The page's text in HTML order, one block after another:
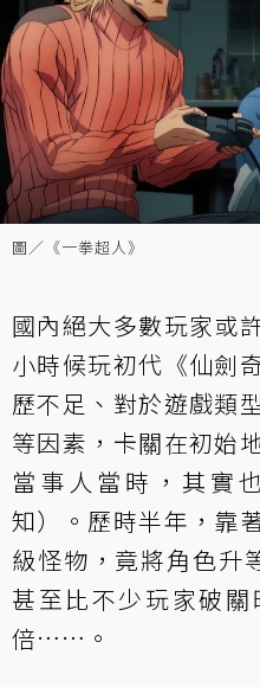
圖／《一拳超人》
國內絕大多數玩家或
小時候玩初代《仙劍
歷不足、對於遊戲類
等因素，卡關在初始
當事人當時，其實
知）。歷時半年，靠
級怪物，竟將角色升
甚至比不少玩家破
倍……。